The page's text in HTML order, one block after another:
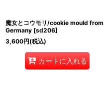
魔女とコウモリ/cookie mould from
Germany [sd206]
3,600円(税込)
カートに入れる